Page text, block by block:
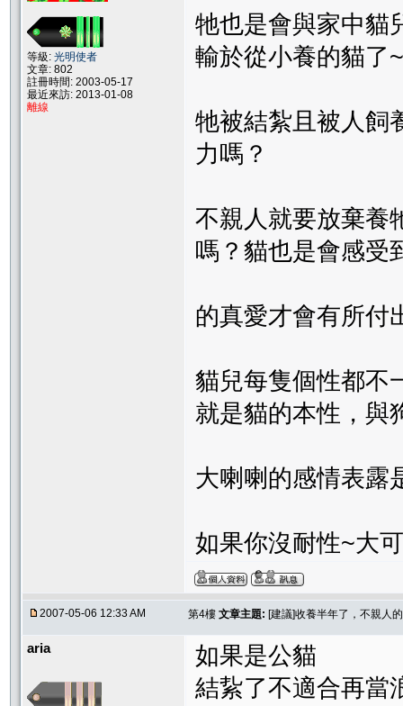
等級: 光明使者
文章: 802
註冊時間: 2003-05-17
最近來訪: 2013-01-08
離線
牠也是會與家中貓
輸於從小養的貓了~
牠被結紮且被人飼
力嗎？
不親人就要放棄養
嗎？貓也是會感受
的真愛才會有所付
貓兒每隻個性都不
就是貓的本性，與
大喇喇的感情表露
如果你沒耐性~大
2007-05-06 12:33 AM 第4樓 文章主題: [建議]收養半年了，不親人
aria
如果是公貓
結紥了不適合再當